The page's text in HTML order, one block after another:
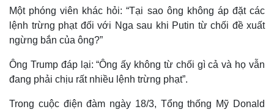
Cuộc sống đó đây
Hồ sơ
E-Magazine
Infographic
Một phóng viên khác hỏi: “Tại sao ông không áp đặt các
lệnh trừng phạt đối với Nga sau khi Putin từ chối đề xuất
ngừng bắn của ông?”
Ông Trump đáp lại: “Ông ấy không từ chối gì cả và họ vẫn
đang phải chịu rất nhiều lệnh trừng phạt”.
Trong cuộc điện đàm ngày 18/3, Tổng thống Mỹ Donald